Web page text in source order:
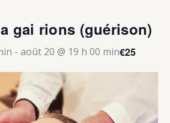
gai rions (guérison)
- août 20 @ 19 h 00 min€25